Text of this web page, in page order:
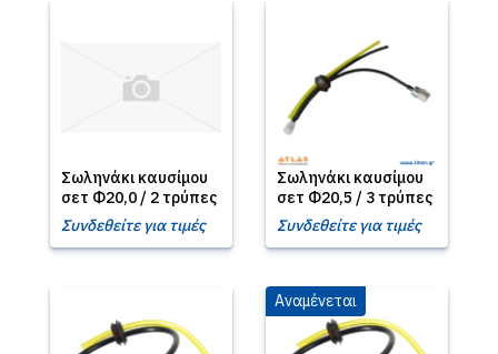
Σωληνάκι καυσίμου
σετ Φ20,0 / 2 τρύπες
Συνδεθείτε για τιμές
Σωληνάκι καυσίμου
σετ Φ20,5 / 3 τρύπες
Συνδεθείτε για τιμές
Αναμένεται